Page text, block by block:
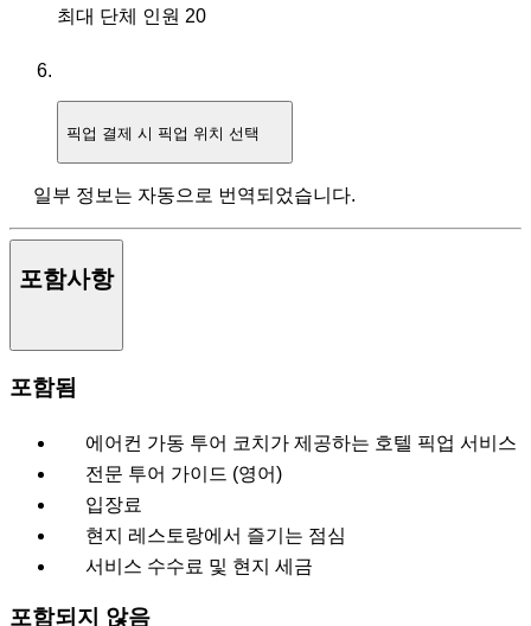
최대 단체 인원 20
픽업 결제 시 픽업 위치 선택
일부 정보는 자동으로 번역되었습니다.
포함사항
포함됨
에어컨 가동 투어 코치가 제공하는 호텔 픽업 서비스
전문 투어 가이드 (영어)
입장료
현지 레스토랑에서 즐기는 점심
서비스 수수료 및 현지 세금
포함되지 않음